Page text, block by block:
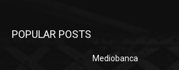
POPULAR POSTS
Mediobanca